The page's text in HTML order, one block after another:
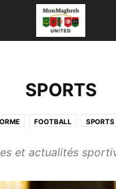
SPORTS
FOOTBALL SPORTS
et actualités